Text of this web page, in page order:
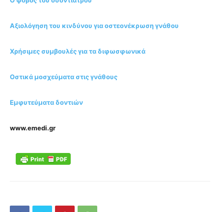
Αξιολόγηση του κινδύνου για οστεονέκρωση γνάθου
Χρήσιμες συμβουλές για τα διφωσφωνικά
Οστικά μοσχεύματα στις γνάθους
Εμφυτεύματα δοντιών
www.emedi.gr